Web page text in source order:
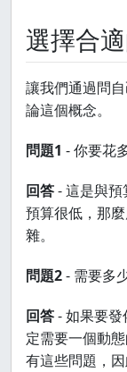
選擇合
讓我們通過問
論這個概念。
問題1 - 你要花
回答- 這是與
預算很低，那
雜。
問題2- 需要多
回答- 如果要
定需要一個動
有這些問題，